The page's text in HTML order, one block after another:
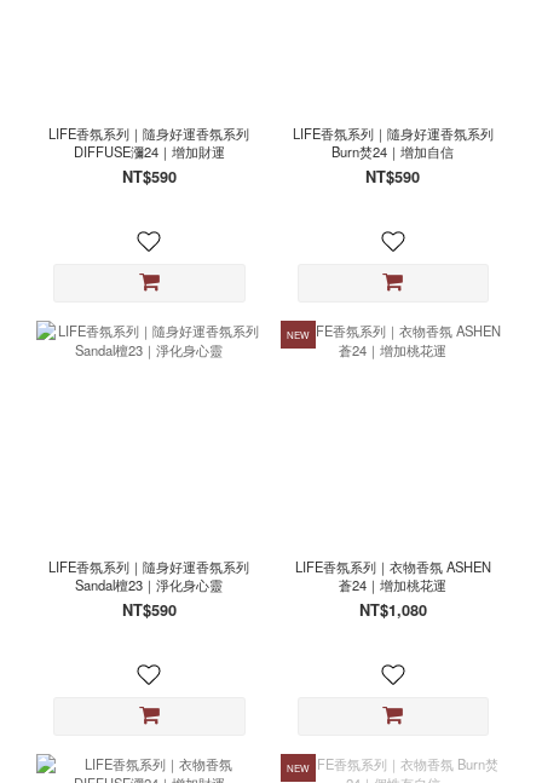
LIFE香氛系列｜隨身好運香氛系列
DIFFUSE瀰24｜增加財運
NT$590
LIFE香氛系列｜隨身好運香氛系列
Burn焚24｜增加自信
NT$590
LIFE香氛系列｜隨身好運香氛系列
Sandal檀23｜淨化身心靈
NT$590
NEW
LIFE香氛系列｜衣物香氛 ASHEN
蒼24｜增加桃花運
NT$1,080
NEW